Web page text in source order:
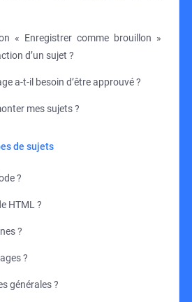
« Enregistrer comme brouillon »
d’un sujet ?
a-t-il besoin d’être approuvé ?
mes sujets ?
de sujets
?
HTML ?
?
?
générales ?